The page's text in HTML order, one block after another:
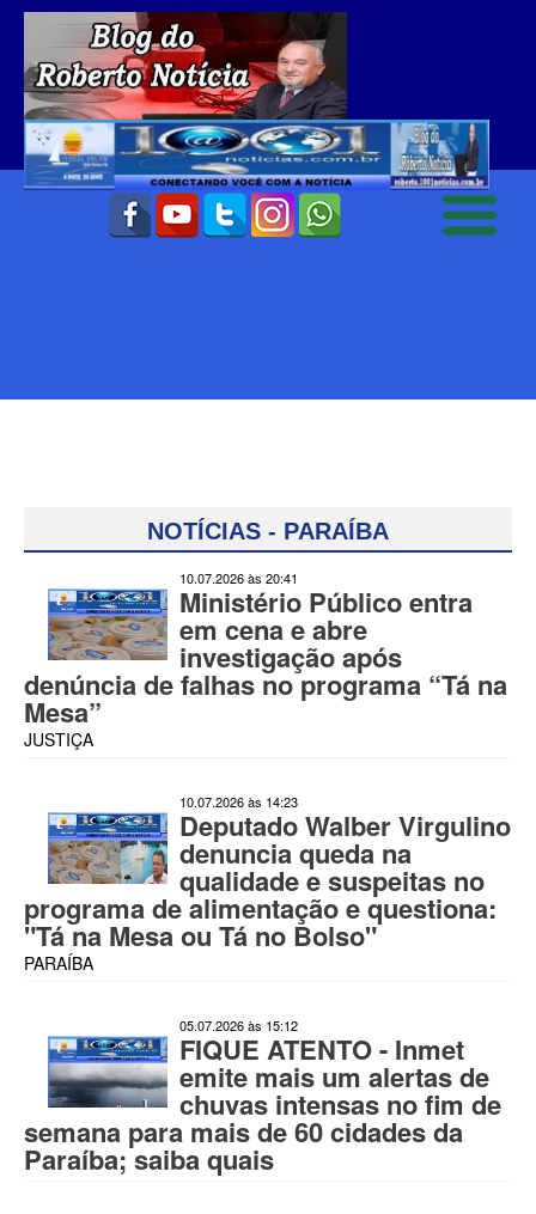
NOTÍCIAS - PARAÍBA
10.07.2026 às 20:41
Ministério Público entra
em cena e abre
investigação após
denúncia de falhas no programa “Tá na
Mesa”
JUSTIÇA
10.07.2026 às 14:23
Deputado Walber Virgulino
denuncia queda na
qualidade e suspeitas no
programa de alimentação e questiona:
"Tá na Mesa ou Tá no Bolso"
PARAÍBA
05.07.2026 às 15:12
FIQUE ATENTO - Inmet
emite mais um alertas de
chuvas intensas no fim de
semana para mais de 60 cidades da
Paraíba; saiba quais